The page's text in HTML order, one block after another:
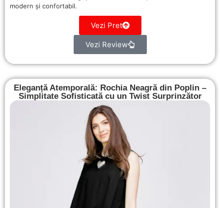
modern și confortabil.
Vezi Pret
Vezi Review
Eleganță Atemporală: Rochia Neagră din Poplin –
Simplitate Sofisticată cu un Twist Surprinzător